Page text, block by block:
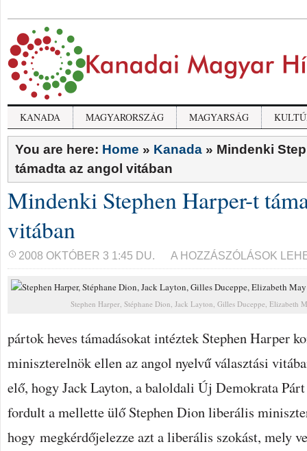
KANADA MAGYARORSZÁG MAGYARSÁG
You are here: Home » Kanada » Mindenki
támadta az angol vitában
Mindenki Stephen Harper-t
vitában
2008 OKTÓBER 3 1:45 DU.
MINDENKI
TÁMADTA
AZ
BEJEGYZÉSHEZ
A HOZZÁSZÓLÁSOK
Stephen Harper, Stéphane Dion, Jack Layton, Gilles Duceppe, Elizabeth
pártok heves támadásokat intéztek Stephen Harper
miniszterelnök ellen az angol nyelvű választási
elő, hogy Jack Layton, a baloldali Új Demokrata
fordult a mellette ülő Stephen Dion liberális
hogy megkérdőjelezze azt a liberális szokást, mely